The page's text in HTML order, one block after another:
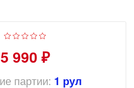
5 990 ₽
партии: 1 рул